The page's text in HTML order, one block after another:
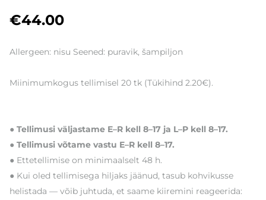
€44.00
Allergeen: nisu Seened: puravik, šampiljon
Miinimumkogus tellimisel 20 tk (Tükihind 2.20€).
● Tellimusi väljastame E–R kell 8–17 ja L–P kell 8–17.
● Tellimusi võtame vastu E–R kell 8–17.
● Ettetellimise on minimaalselt 48 h.
● Kui oled tellimisega hiljaks jäänud, tasub kohvikusse
helistada — võib juhtuda, et saame kiiremini reageerida: